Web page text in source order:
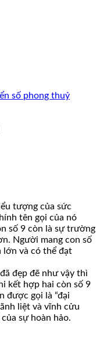
số phong thuỷ
₫.
tượng của sức
tên gọi của nó
số 9 còn là sự trường
Người mang con số
lớn và có thể đạt
đẹp đẽ như vậy thì
kết hợp hai còn số 9
được gọi là “đại
liệt và vĩnh cửu
sự hoàn hảo.